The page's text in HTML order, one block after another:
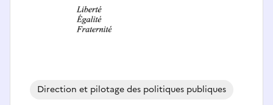
Direction et pilotage des politiques publiques